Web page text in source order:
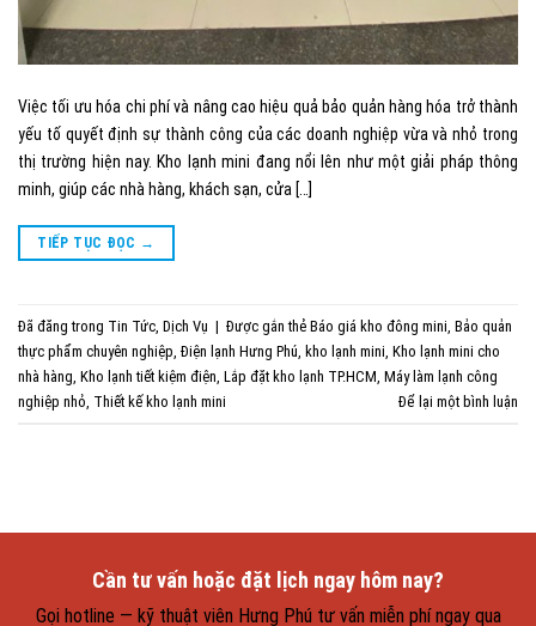
Việc tối ưu hóa chi phí và nâng cao hiệu quả bảo quản hàng hóa trở thành
yếu tố quyết định sự thành công của các doanh nghiệp vừa và nhỏ trong
thị trường hiện nay. Kho lạnh mini đang nổi lên như một giải pháp thông
minh, giúp các nhà hàng, khách sạn, cửa […]
TIẾP TỤC ĐỌC →
Đã đăng trong Tin Tức Dịch Vụ | Được gắn thẻ Báo giá kho đông mini Bảo quản
thực phẩm chuyên nghiệp Điện lạnh Hưng Phú kho lạnh mini Kho lạnh mini cho
nhà hàng Kho lạnh tiết kiệm điện Lắp đặt kho lạnh TP.HCM Máy làm lạnh công
nghiệp nhỏ Thiết kế kho lạnh mini Để lại một bình luận
Cần tư vấn hoặc đặt lịch ngay hôm nay?
Gọi hotline — kỹ thuật viên Hưng Phú tư vấn miễn phí ngay qua